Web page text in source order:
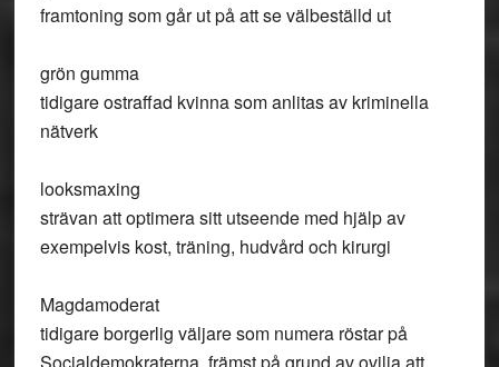
framtoning som går ut på att se välbeställd ut
grön gumma
tidigare ostraffad kvinna som anlitas av kriminella
nätverk
looksmaxing
strävan att optimera sitt utseende med hjälp av
exempelvis kost, träning, hudvård och kirurgi
Magdamoderat
tidigare borgerlig väljare som numera röstar på